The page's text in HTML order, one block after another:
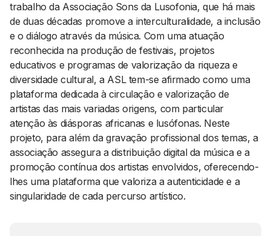
trabalho da Associação Sons da Lusofonia, que há mais
de duas décadas promove a interculturalidade, a inclusão
e o diálogo através da música. Com uma atuação
reconhecida na produção de festivais, projetos
educativos e programas de valorização da riqueza e
diversidade cultural, a ASL tem-se afirmado como uma
plataforma dedicada à circulação e valorização de
artistas das mais variadas origens, com particular
atenção às diásporas africanas e lusófonas. Neste
projeto, para além da gravação profissional dos temas, a
associação assegura a distribuição digital da música e a
promoção contínua dos artistas envolvidos, oferecendo-
lhes uma plataforma que valoriza a autenticidade e a
singularidade de cada percurso artístico.